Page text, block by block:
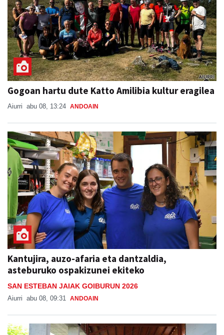
Gogoan hartu dute Katto Amilibia kultur eragilea
Aiurri abu 08, 13:24 ANDOAIN
Kantujira, auzo-afaria eta dantzaldia,
asteburuko ospakizunei ekiteko
SAN ESTEBAN JAIAK GOIBURUN 2026
Aiurri abu 08, 09:31 ANDOAIN